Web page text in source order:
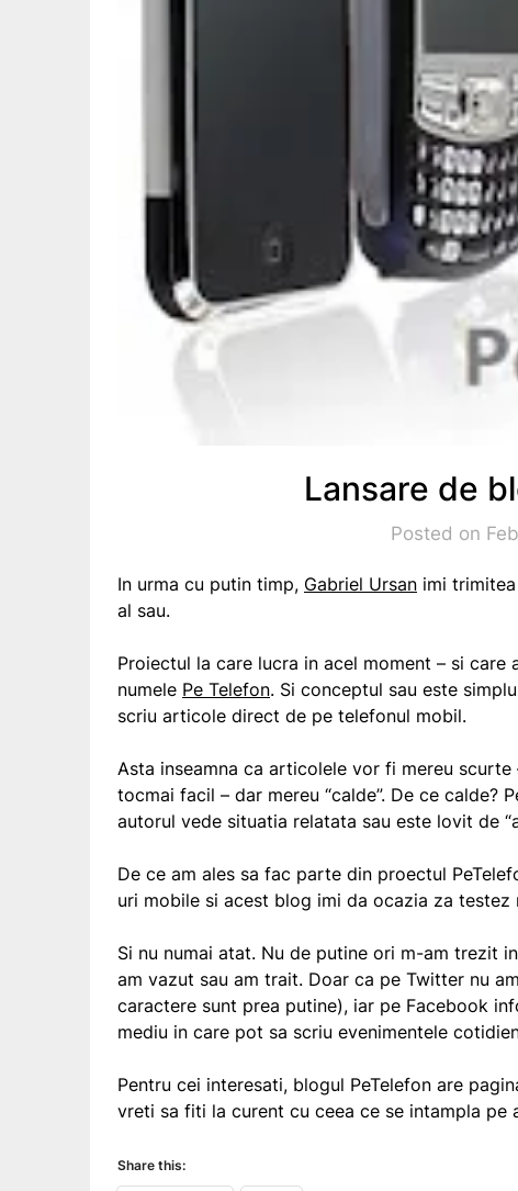
Lansare de
Posted on
In urma cu putin timp, Gabriel Ursan imi
al sau.
Proiectul la care lucra in acel moment – si
numele Pe Telefon. Si conceptul sau este
scriu articole direct de pe telefonul mobil.
Asta inseamna ca articolele vor fi mereu
tocmai facil – dar mereu “calde”. De ce calde?
autorul vede situatia relatata sau este lovit de
De ce am ales sa fac parte din proectul
uri mobile si acest blog imi da ocazia za
Si nu numai atat. Nu de putine ori m-am trezit
am vazut sau am trait. Doar ca pe Twitter nu
caractere sunt prea putine), iar pe Facebook
mediu in care pot sa scriu evenimentele
Pentru cei interesati, blogul PeTelefon are
vreti sa fiti la curent cu ceea ce se intampla
Share this: